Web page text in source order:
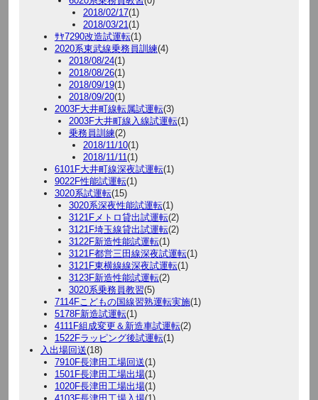
2018/02/17(1)
2018/03/21 (1)
ｻﾔ7290改造試運転(1)
2020系東武線乗務員訓練(4)
2018/08/24(1)
2018/08/26(1)
2018/09/19(1)
2018/09/20(1)
2003F大井町線転属試運転(3)
2003F大井町線入線試運転(1)
乗務員訓練(2)
2018/11/10(1)
2018/11/11 (1)
6101F大井町線深夜試運転(1)
9022F性能試運転(1)
3020系試運転(15)
3020系深夜性能試運転(1)
3121Fメトロ貸出試運転(2)
3121F埼玉線貸出試運転(2)
3122F新造性能試運転(1)
3121F都営三田線深夜試運転(1)
3121F東横線線深夜試運転(1)
3123F新造性能試運転(2)
3020系乗務員教習(5)
7114Fこどもの国線習熟運転実施(1)
5178F新造試運転(1)
4111F組成変更＆新造車試運転(2)
1522Fラッピング後試運転(1)
入出場回送(18)
7910F長津田工場回送(1)
1501F長津田工場出場(1)
1020F長津田工場出場(1)